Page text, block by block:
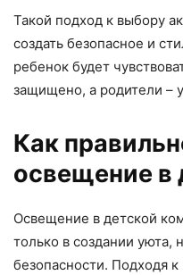
Такой подход к выбору
создать безопасное и
ребенок будет
защищено, а родители –
Как
освещение в
Освещение в детской
только в создании уюта,
безопасности. Подходя